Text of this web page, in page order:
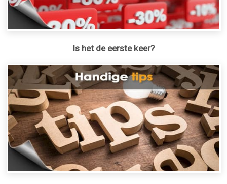
Is het de eerste keer?